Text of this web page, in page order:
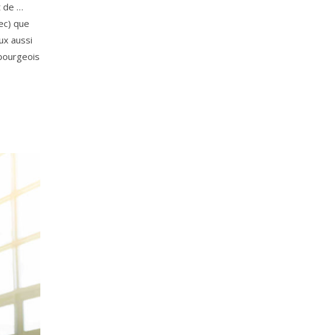
de …
que
aussi